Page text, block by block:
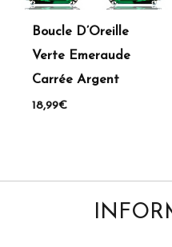
Boucle D’Oreille
Verte Emeraude
Carrée Argent
18,99€